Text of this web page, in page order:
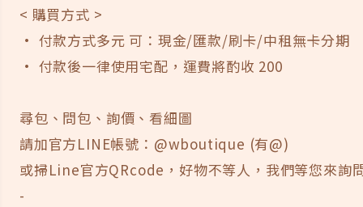
< 購買方式 >
· 付款方式多元 可：現金/匯款/刷卡/中租無卡分期
· 付款後一律使用宅配，運費將酌收 200
尋包、問包、詢價、看細圖
請加官方LINE帳號：@wboutique (有@)
或掃Line官方QRcode，好物不等人，我們等您來詢
-